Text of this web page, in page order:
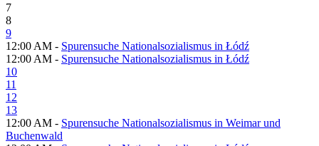
7
8
9
12:00 AM - Spurensuche Nationalsozialismus in Łódź
12:00 AM - Spurensuche Nationalsozialismus in Łódź
10
11
12
13
12:00 AM - Spurensuche Nationalsozialismus in Weimar und
Buchenwald